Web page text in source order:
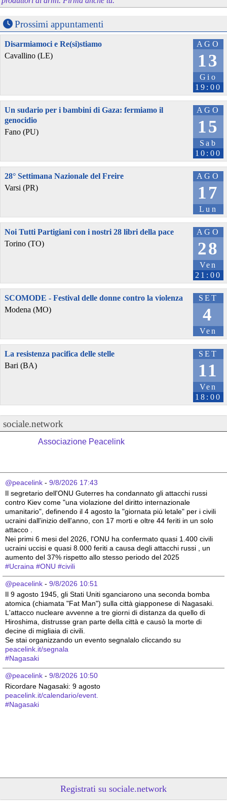
Prossimi appuntamenti
AGO
13
Gio
19:00
Disarmiamoci e Re(si)stiamo
Cavallino (LE)
AGO
15
Sab
10:00
Un sudario per i bambini di Gaza: fermiamo il
genocidio
Fano (PU)
AGO
17
Lun
28° Settimana Nazionale del Freire
Varsi (PR)
AGO
28
Ven
21:00
Noi Tutti Partigiani con i nostri 28 libri della pace
Torino (TO)
SET
4
Ven
SCOMODE - Festival delle donne contro la violenza
Modena (MO)
SET
11
Ven
18:00
La resistenza pacifica delle stelle
Bari (BA)
sociale.network
Associazione Peacelink
@peacelink - 9/8/2026 17:43
Il segretario dell'ONU Guterres ha condannato gli attacchi russi
contro Kiev come "una violazione del diritto internazionale
umanitario", definendo il 4 agosto la "giornata più letale" per i civili
ucraini dall'inizio dell'anno, con 17 morti e oltre 44 feriti in un solo
attacco .
Nei primi 6 mesi del 2026, l'ONU ha confermato quasi 1.400 civili
ucraini uccisi e quasi 8.000 feriti a causa degli attacchi russi , un
aumento del 37% rispetto allo stesso periodo del 2025
#Ucraina #ONU #civili
@peacelink - 9/8/2026 10:51
Il 9 agosto 1945, gli Stati Uniti sganciarono una seconda bomba
atomica (chiamata "Fat Man") sulla città giapponese di Nagasaki.
L'attacco nucleare avvenne a tre giorni di distanza da quello di
Hiroshima, distrusse gran parte della città e causò la morte di
decine di migliaia di civili.
peacelink.it/segnala
#Nagasaki
@peacelink - 9/8/2026 10:50
Ricordare Nagasaki: 9 agosto
peacelink.it/calendario/event.
#Nagasaki
Registrati su sociale.network